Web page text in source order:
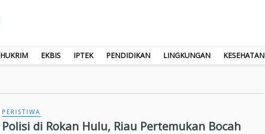
HUKRIM EKBIS IPTEK PENDIDIKAN LINGKUNGAN KESEHATAN
PERISTIWA
Polisi di Rokan Hulu, Riau Pertemukan Bocah